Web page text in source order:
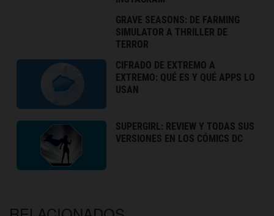
GRAVE SEASONS: DE FARMING
SIMULATOR A THRILLER DE
TERROR
CIFRADO DE EXTREMO A
EXTREMO: QUÉ ES Y QUÉ APPS LO
USAN
SUPERGIRL: REVIEW Y TODAS SUS
VERSIONES EN LOS CÓMICS DC